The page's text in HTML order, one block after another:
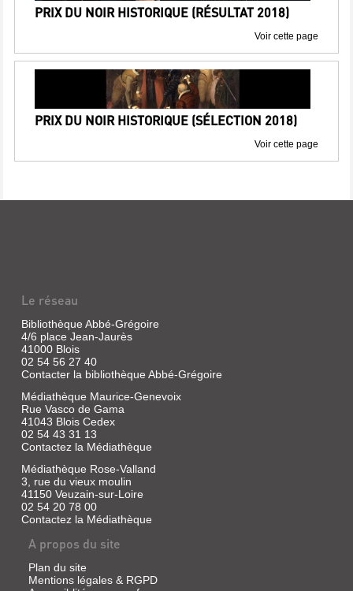
PRIX DU NOIR HISTORIQUE (RÉSULTAT 2018)
Voir cette page
PRIX DU NOIR HISTORIQUE (SÉLECTION 2018)
Voir cette page
Le réseau
Bibliothèque Abbé-Grégoire
4/6 place Jean-Jaurès
41000 Blois
02 54 56 27 40
Contacter la bibliothèque Abbé-Grégoire
Médiathèque Maurice-Genevoix
Rue Vasco de Gama
41043 Blois Cedex
02 54 43 31 13
Contactez la Médiathèque
Médiathèque Rose-Valland
3, rue du vieux moulin
41150 Veuzain-sur-Loire
02 54 20 78 00
Contactez la Médiathèque
A propos du site
Plan du site
Mentions légales & RGPD